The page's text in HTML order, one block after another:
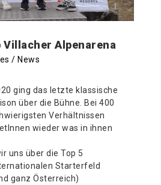
Villacher Alpenarena
/ News
ging das letzte klassische
über die Bühne. Bei 400
Verhältnissen
wieder was in ihnen
uns über die Top 5
Starterfeld
ganz Österreich)